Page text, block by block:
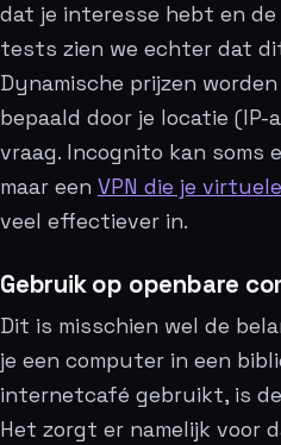
dat je interesse hebt en de
tests zien we echter dat
Dynamische prijzen
bepaald door je locatie (IP-
vraag. Incognito kan soms
maar een VPN die je
veel effectiever in.
Gebruik op openbare
Dit is misschien wel de
je een computer in een
internetcafé gebruikt, is
Het zorgt er namelijk voor